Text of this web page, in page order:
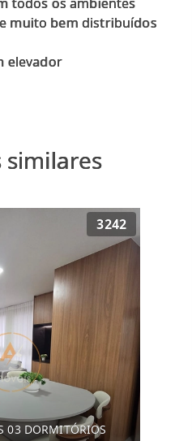
muito bem distribuídos
✔️ Edifício de luxo com elevador
similares
3242
03 DORMITÓRIOS